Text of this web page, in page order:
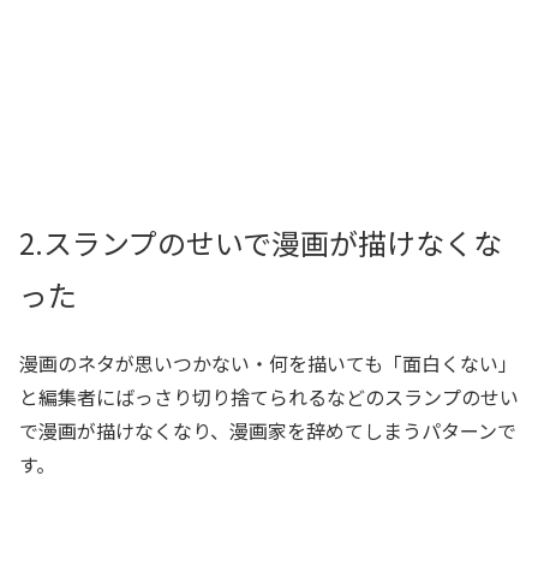
2.スランプのせいで漫画が描けなくな
った
漫画のネタが思いつかない・何を描いても「面白くない」
と編集者にばっさり切り捨てられるなどのスランプのせい
で漫画が描けなくなり、漫画家を辞めてしまうパターンで
す。